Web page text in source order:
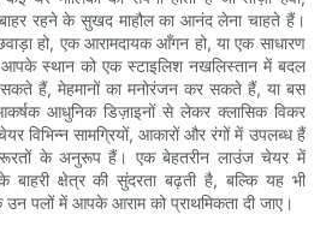
रहने के सुखद माहौल का आनंद लेना चाहते हैं।
हो, एक आरामदायक आँगन हो, या एक साधारण
स्थान को एक स्टाइलिश नखलिस्तान में बदल
हैं, मेहमानों का मनोरंजन कर सकते हैं, या बस
आधुनिक डिज़ाइनों से लेकर क्लासिक विकर
विभिन्न सामग्रियों, आकारों और रंगों में उपलब्ध हैं
के अनुरूप हैं। एक बेहतरीन लाउंज चेयर में
क्षेत्र की सुंदरता बढ़ती है, बल्कि यह भी
उन पलों में आपके आराम को प्राथमिकता दी जाए।